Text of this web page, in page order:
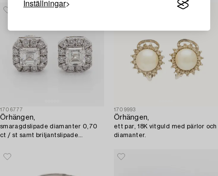
Inställningar
1706777
Örhängen,
smaragdslipade diamanter 0,70
ct / st samt briljantslipade
1709993
Örhängen,
ett par, 18K vitguld med pärlor och
diamanter.